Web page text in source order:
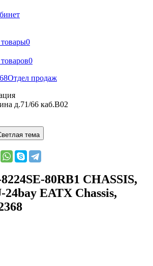
0
0
Отдел продаж
д.71/66 каб.B02
тема
80RB1 CHASSIS,
24bay EATX Chassis,